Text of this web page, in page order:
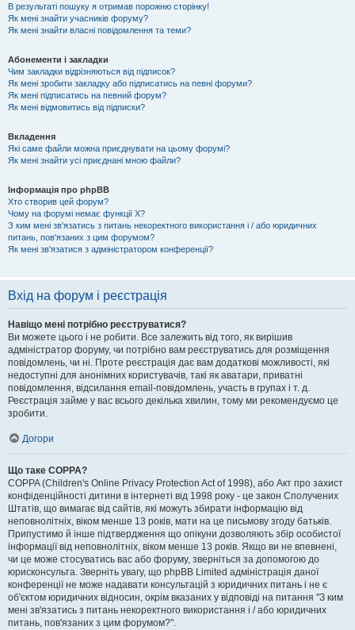
В результаті пошуку я отримав порожню сторінку!
Як мені знайти учасників форуму?
Як мені знайти власні повідомлення та теми?
Абонементи і закладки
Чим закладки відрізняються від підписок?
Як мені зробити закладку або підписатись на певні форуми?
Як мені підписатись на певний форум?
Як мені відмовитись від підписки?
Вкладення
Які саме файли можна приєднувати на цьому форумі?
Як мені знайти усі приєднані мною файли?
Інформація про phpBB
Хто створив цей форум?
Чому на форумі немає функції X?
З ким мені зв'язатись з питань некоректного використання і / або юридичних
питань, пов'язаних з цим форумом?
Як мені зв'язатися з адміністратором конференції?
Вхід на форум і реєстрація
Навіщо мені потрібно реєструватися?
Ви можете цього і не робити. Все залежить від того, як вирішив
адміністратор форуму, чи потрібно вам реєструватись для розміщення
повідомлень, чи ні. Проте реєстрація дає вам додаткові можливості, які
недоступні для анонімних користувачів, такі як аватари, приватні
повідомлення, відсилання email-повідомлень, участь в групах і т. д.
Реєстрація займе у вас всього декілька хвилин, тому ми рекомендуємо це
зробити.
Догори
Що таке COPPA?
COPPA (Children's Online Privacy Protection Act of 1998), або Акт про захист
конфіденційності дитини в інтернеті від 1998 року - це закон Сполучених
Штатів, що вимагає від сайтів, які можуть збирати інформацію від
неповнолітніх, віком менше 13 років, мати на це письмову згоду батьків.
Припустимо й інше підтвердження що опікуни дозволяють збір особистої
інформації від неповнолітніх, віком менше 13 років. Якщо ви не впевнені,
чи це може стосуватись вас або форуму, зверніться за допомогою до
юрисконсульта. Зверніть увагу, що phpBB Limited адміністрація даної
конференції не може надавати консультацій з юридичних питань і не є
об'єктом юридичних відносин, окрім вказаних у відповіді на питання "З ким
мені зв'язатись з питань некоректного використання і / або юридичних
питань, пов'язаних з цим форумом?".